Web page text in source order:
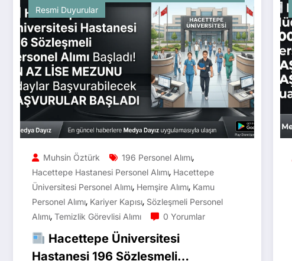
Resmi Duyurular
Muhsin Öztürk 196 Personel Alımı,
Hacettepe Hastanesi Personel Alımı, Hacettepe
Üniversitesi Personel Alımı, Hemşire Alımı, Kamu
Personel Alımı, Kariyer Kapısı, Sözleşmeli Personel
Alımı, Temizlik Görevlisi Alımı 0 Yorumlar
Hacettepe Üniversitesi
Hastanesi 196 Sözleşmeli